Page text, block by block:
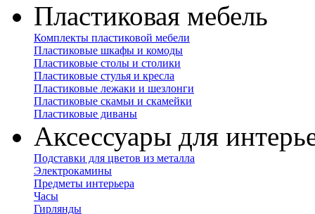
Пластиковая мебель
Комплекты пластиковой мебели
Пластиковые шкафы и комоды
Пластиковые столы и столики
Пластиковые стулья и кресла
Пластиковые лежаки и шезлонги
Пластиковые скамьи и скамейки
Пластиковые диваны
Аксессуары для
Подставки для цветов из металла
Электрокамины
Предметы интерьера
Часы
Гирлянды